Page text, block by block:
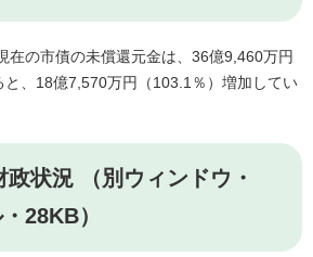
市債の未償還元金は、36億9,460万円
と、18億7,570万円（103.1％）増加してい
状況 （別ウィンドウ・
28KB）